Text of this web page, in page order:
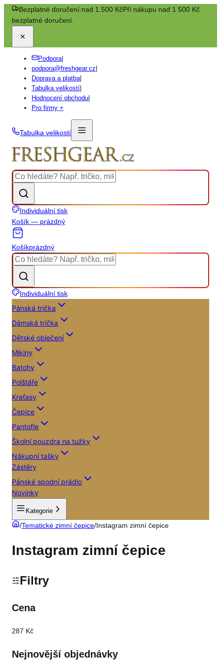
Bezplatné doručení:nad 1.500 KčPři nákupu nad 1 500 Kč
bezplatné doručení.
Podpora|
podpora@freshgear.cz
Doprava a platba|
Tabulka velikostí
Hodnocení obchodu
Pro firmy +
Tabulka velikostí
Individuální tisk
Košík — prázdný
Košíkprázdný
Individuální tisk
Pánská trička
Dámská trička
Dětské oblečení
Mikiny
Batohy
Polštáře
Kraťasy
Čepice
Pantofle
Školní pouzdra na tužky
Nákupní tašky
Zástěry
Pánské spodní prádlo
Novinky
Kategorie
/Tematické zimní čepice/Instagram zimní čepice
Instagram zimní čepice
Filtry
Cena
287 Kč
Nejnovější objednávky